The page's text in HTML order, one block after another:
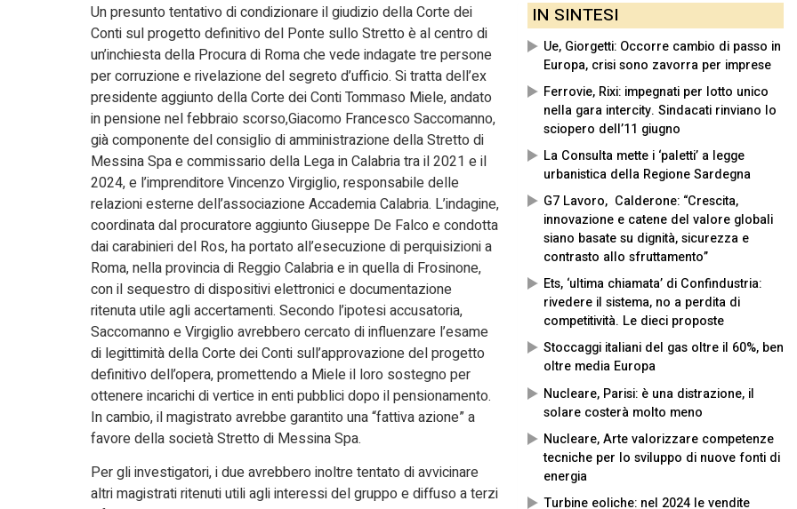
IN SINTESI
Ue, Giorgetti: Occorre cambio di passo in
Europa, crisi sono zavorra per imprese
Ferrovie, Rixi: impegnati per lotto unico
nella gara intercity. Sindacati rinviano lo
sciopero dell’11 giugno
La Consulta mette i ‘paletti’ a legge
urbanistica della Regione Sardegna
G7 Lavoro, Calderone: “Crescita,
innovazione e catene del valore globali
siano basate su dignità, sicurezza e
contrasto allo sfruttamento”
Ets, ‘ultima chiamata’ di Confindustria:
rivedere il sistema, no a perdita di
competitività. Le dieci proposte
Stoccaggi italiani del gas oltre il 60%, ben
oltre media Europa
Nucleare, Parisi: è una distrazione, il
solare costerà molto meno
Nucleare, Arte valorizzare competenze
tecniche per lo sviluppo di nuove fonti di
energia
Turbine eoliche: nel 2024 le vendite
Un presunto tentativo di condizionare il giudizio della Corte dei
Conti sul progetto definitivo del Ponte sullo Stretto è al centro di
un’inchiesta della Procura di Roma che vede indagate tre persone
per corruzione e rivelazione del segreto d’ufficio. Si tratta dell’ex
presidente aggiunto della Corte dei Conti Tommaso Miele, andato
in pensione nel febbraio scorso,Giacomo Francesco Saccomanno,
già componente del consiglio di amministrazione della Stretto di
Messina Spa e commissario della Lega in Calabria tra il 2021 e il
2024, e l’imprenditore Vincenzo Virgiglio, responsabile delle
relazioni esterne dell’associazione Accademia Calabria. L’indagine,
coordinata dal procuratore aggiunto Giuseppe De Falco e condotta
dai carabinieri del Ros, ha portato all’esecuzione di perquisizioni a
Roma, nella provincia di Reggio Calabria e in quella di Frosinone,
con il sequestro di dispositivi elettronici e documentazione
ritenuta utile agli accertamenti. Secondo l’ipotesi accusatoria,
Saccomanno e Virgiglio avrebbero cercato di influenzare l’esame
di legittimità della Corte dei Conti sull’approvazione del progetto
definitivo dell’opera, promettendo a Miele il loro sostegno per
ottenere incarichi di vertice in enti pubblici dopo il pensionamento.
In cambio, il magistrato avrebbe garantito una “fattiva azione” a
favore della società Stretto di Messina Spa.
Per gli investigatori, i due avrebbero inoltre tentato di avvicinare
altri magistrati ritenuti utili agli interessi del gruppo e diffuso a terzi